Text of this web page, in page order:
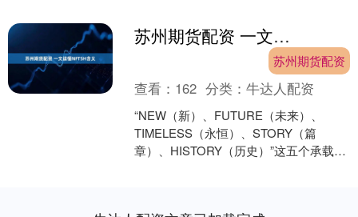
苏州期货配资 一文读懂NFTSH含义
苏州期货配资
查看： 162 分类：牛达人配资
“NEW（新）、FUTURE（未来）、
TIMELESS（永恒）、STORY（篇
章）、HISTORY（历史）”这五个承载着